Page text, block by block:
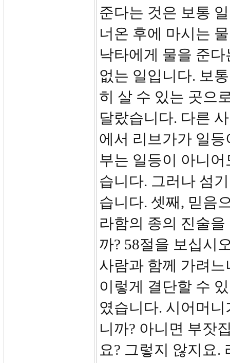
준다는 것은 보통
너온 후에 마시는
낙타에게 물을 준
없는 일입니다. 보
히 살 수 있는 곳으
달랐습니다. 다른
에서 리브가가 일
부는 일등이 아니
습니다. 그러나 섬
습니다. 셋째, 믿음
라함의 종의 진술
까? 58절을 보십시
사람과 함께 가려
이렇게 결단할 수
였습니다. 시어머
니까? 아니면 부잣
요? 그렇지 않지요.